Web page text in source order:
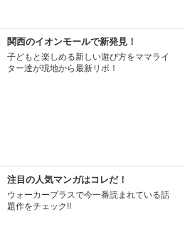
関西のイオンモールで新発見！
子どもと楽しめる新しい遊び方をママライ
ター達が現地から最新リポ！
注目の人気マンガはコレだ！
ウォーカープラスで今一番読まれている話
題作をチェック!!